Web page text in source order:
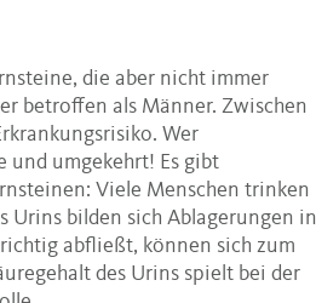
die aber nicht immer
betroffen als Männer. Zwischen
Wer
und umgekehrt! Es gibt
Viele Menschen trinken
Urins bilden sich Ablagerungen in
abfließt, können sich zum
des Urins spielt bei der